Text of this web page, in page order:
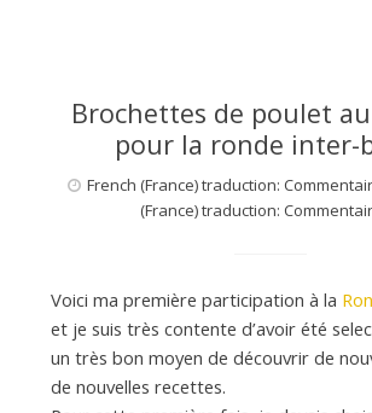
Brochettes de poulet
pour la ronde inter-
French (France) traduction:
(France) traduction:
Voici ma première participation à la
et je suis très contente d’avoir été
un très bon moyen de découvrir de
de nouvelles recettes.